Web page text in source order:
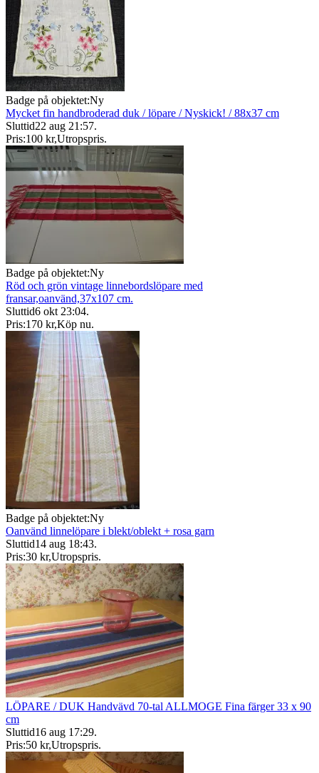
Badge på objektet:Ny
Mycket fin handbroderad duk / löpare / Nyskick! / 88x37 cm
Sluttid22 aug 21:57.
Pris:100 kr,Utropspris.
Badge på objektet:Ny
Röd och grön vintage linnebordslöpare med
fransar,oanvänd,37x107 cm.
Sluttid6 okt 23:04.
Pris:170 kr,Köp nu.
Badge på objektet:Ny
Oanvänd linnelöpare i blekt/oblekt + rosa garn
Sluttid14 aug 18:43.
Pris:30 kr,Utropspris.
LÖPARE / DUK Handvävd 70-tal ALLMOGE Fina färger 33 x 90
cm
Sluttid16 aug 17:29.
Pris:50 kr,Utropspris.